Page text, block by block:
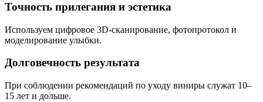
Точность прилегания и эстетика
Используем цифровое 3D-сканирование, фотопротокол и
моделирование улыбки.
Долговечность результата
При соблюдении рекомендаций по уходу виниры служат 10–
15 лет и дольше.